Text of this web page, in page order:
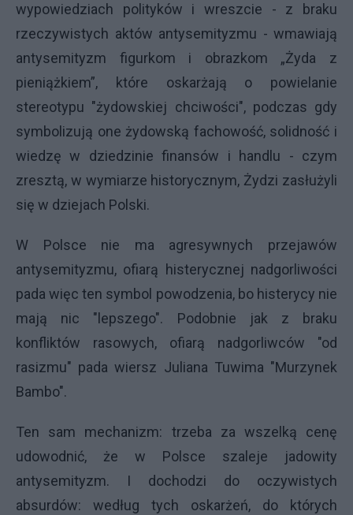
wypowiedziach polityków i wreszcie - z braku
rzeczywistych aktów antysemityzmu - wmawiają
antysemityzm figurkom i obrazkom „Żyda z
pieniążkiem”, które oskarżają o powielanie
stereotypu "żydowskiej chciwości", podczas gdy
symbolizują one żydowską fachowość, solidność i
wiedzę w dziedzinie finansów i handlu - czym
zresztą, w wymiarze historycznym, Żydzi zasłużyli
się w dziejach Polski.
W Polsce nie ma agresywnych przejawów
antysemityzmu, ofiarą histerycznej nadgorliwości
pada więc ten symbol powodzenia, bo histerycy nie
mają nic "lepszego". Podobnie jak z braku
konfliktów rasowych, ofiarą nadgorliwców "od
rasizmu" pada wiersz Juliana Tuwima "Murzynek
Bambo".
Ten sam mechanizm: trzeba za wszelką cenę
udowodnić, że w Polsce szaleje jadowity
antysemityzm. I dochodzi do oczywistych
absurdów: według tych oskarżeń, do których